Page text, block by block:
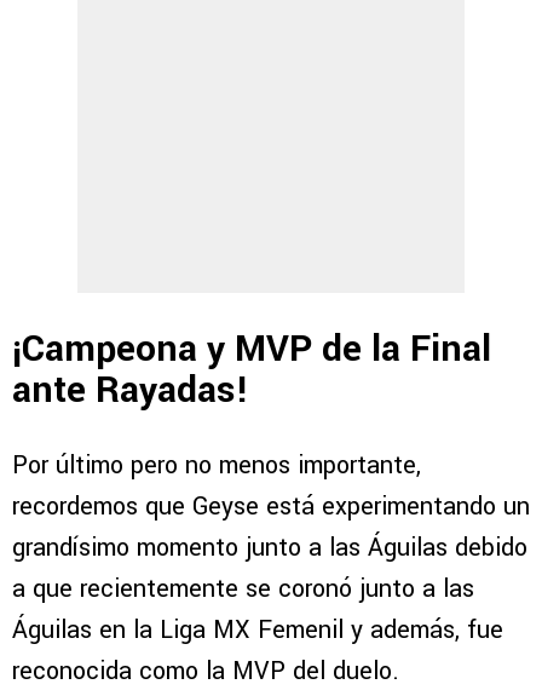
¡Campeona y MVP de la Final
ante Rayadas!
Por último pero no menos importante,
recordemos que Geyse está experimentando un
grandísimo momento junto a las Águilas debido
a que recientemente se coronó junto a las
Águilas en la Liga MX Femenil y además, fue
reconocida como la MVP del duelo.